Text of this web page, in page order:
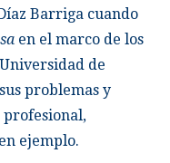
Barriga cuando
en el marco de los
de
problemas y
profesional,
ejemplo.